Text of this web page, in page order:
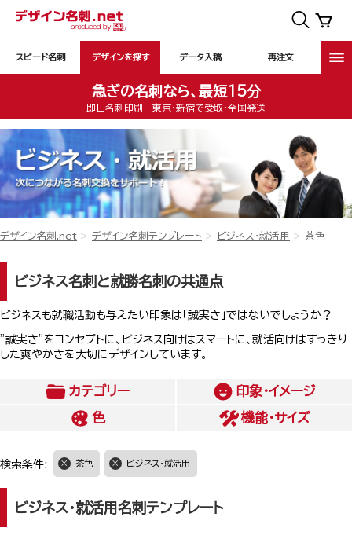
スピード名刺 デザインを探す データ入稿 再注文
急ぎの名刺なら、最短15分
即日名刺印刷｜東京・新宿で受取・全国発送
デザイン名刺.net デザイン名刺テンプレート ビジネス・就活用 茶色
ビジネス名刺と就勝名刺の共通点
ビジネスも就職活動も与えたい印象は「誠実さ」ではないでしょうか？
”誠実さ”をコンセプトに、ビジネス向けはスマートに、就活向けはすっきり
した爽やかさを大切にデザインしています。
カテゴリー
印象・イメージ
色
機能・サイズ
検索条件: 茶色 ビジネス・就活用
ビジネス・就活用名刺テンプレート